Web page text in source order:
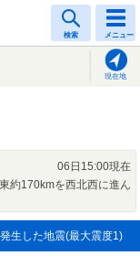
検索 メニュー
現在地
06日15:00現在
約170kmを西北西に進ん
生した地震(最大震度1)